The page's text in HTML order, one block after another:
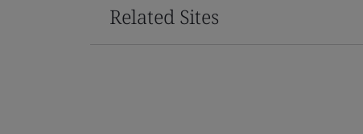
Related Sites